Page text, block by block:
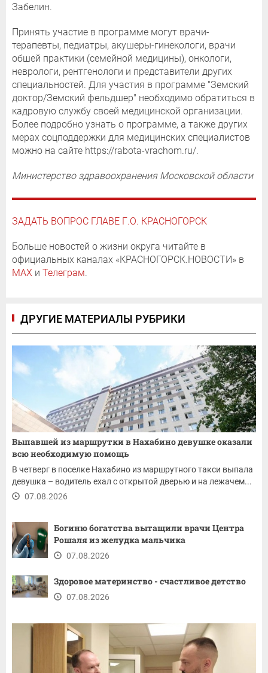
Забелин.
Принять участие в программе могут врачи-
терапевты, педиатры, акушеры-гинекологи, врачи
обшей практики (семейной медицины), онкологи,
неврологи, рентгенологи и представители других
специальностей. Для участия в программе "Земский
доктор/Земский фельдшер" необходимо обратиться в
кадровую службу своей медицинской организации.
Более подробно узнать о программе, а также других
мерах соцподдержки для медицинских специалистов
можно на сайте https://rabota-vrachom.ru/.
Министерство здравоохранения Московской области
ЗАДАТЬ ВОПРОС ГЛАВЕ Г.О. КРАСНОГОРСК
Больше новостей о жизни округа читайте в
официальных каналах «КРАСНОГОРСК.НОВОСТИ» в
MAX и Телеграм.
ДРУГИЕ МАТЕРИАЛЫ РУБРИКИ
Выпавшей из маршрутки в Нахабино девушке оказали
всю необходимую помощь
В четверг в поселке Нахабино из маршрутного такси выпала
девушка – водитель ехал с открытой дверью и на лежачем...
07.08.2026
Богиню богатства вытащили врачи Центра
Рошаля из желудка мальчика
07.08.2026
Здоровое материнство - счастливое детство
07.08.2026